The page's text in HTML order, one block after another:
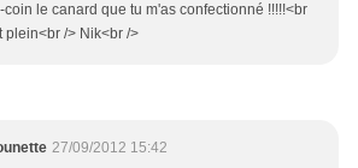
le canard que tu m'as confectionné !!!!!<br
plein<br /> Nik<br />
27/09/2012 15:42